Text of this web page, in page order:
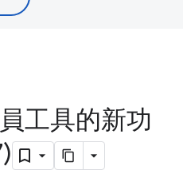
工具的新功